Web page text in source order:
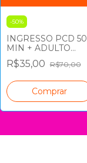
-50%
INGRESSO PCD 50
MIN + ADULTO
CORTESIA
R$35,00 R$70,00